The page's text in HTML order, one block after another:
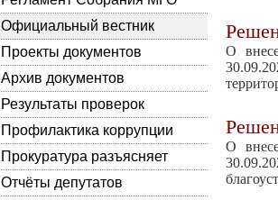
Официальный вестник
Проекты документов
Архив документов
Результаты проверок
Профилактика коррупции
Прокуратура разъясняет
Отчёты депутатов
О
О